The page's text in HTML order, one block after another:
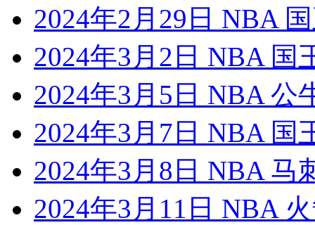
2024年2月29日 NBA
2024年3月2日 NBA 国
2024年3月5日 NBA 公
2024年3月7日 NBA 国
2024年3月8日 NBA 马
2024年3月11日 NBA